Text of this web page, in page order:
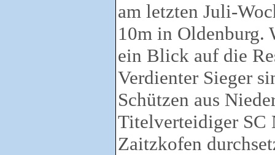
am letzten Juli-
10m in Oldenburg.
ein Blick auf die
Verdienter Sieger
Schützen aus
Titelverteidiger SC
Zaitzkofen